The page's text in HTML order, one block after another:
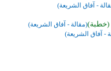
- آفاق الشريعة)
(خطبة)(مقالة - آفاق الشريعة)
- آفاق الشريعة)